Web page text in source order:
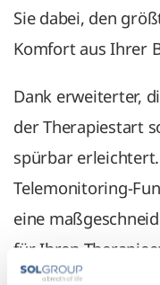
Sie dabei, den
Komfort aus Ihrer
Dank erweiterter,
der Therapiestart
spürbar
Telemonitoring-
eine
für Ihren